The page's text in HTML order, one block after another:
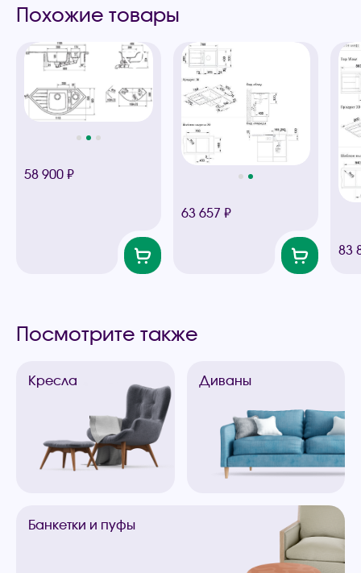
Похожие товары
58 900 ₽
63 657 ₽
83
Посмотрите также
Кресла Диваны
Банкетки и пуфы